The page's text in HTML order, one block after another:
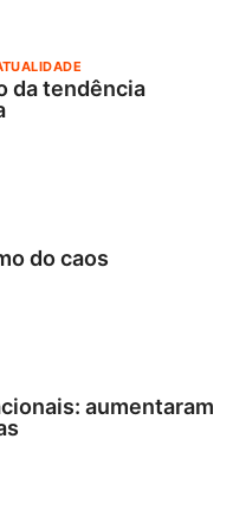
da tendência
do caos
aumentaram